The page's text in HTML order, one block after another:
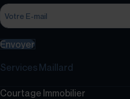
Envoyer
Services Maillard
Courtage Immobilier